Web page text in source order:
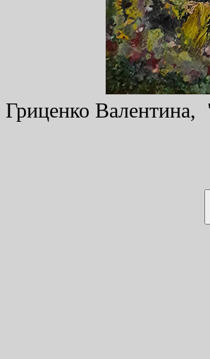
Гриценко Валентина,